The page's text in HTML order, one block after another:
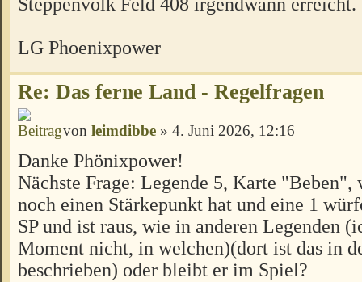
LG Phoenixpower
Re: Das ferne Land - Regelfragen
von leimdibbe » 4. Juni 2026, 12:16
Danke Phönixpower!
Nächste Frage: Legende 5, Karte "Beben",
noch einen Stärkepunkt hat und eine 1
SP und ist raus, wie in anderen Legenden
Moment nicht, in welchen)(dort ist das in
beschrieben) oder bleibt er im Spiel?